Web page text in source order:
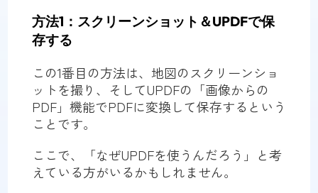
方法1：スクリーンショット＆UPDFで保
存する
この1番目の方法は、地図のスクリーンショ
ットを撮り、そしてUPDFの「画像からの
PDF」機能でPDFに変換して保存するという
ことです。
ここで、「なぜUPDFを使うんだろう」と考
えている方がいるかもしれません。